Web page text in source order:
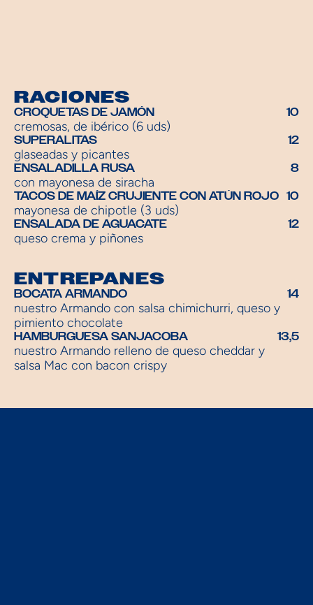
RACIONES
CROQUETAS DE JAMÓN
cremosas, de ibérico (6 uds)
10
SUPERALITAS
glaseadas y picantes
12
ENSALADILLA RUSA
con mayonesa de siracha
8
TACOS DE MAÍZ CRUJIENTE CON ATÚN ROJO
mayonesa de chipotle (3 uds)
10
ENSALADA DE AGUACATE
queso crema y piñones
12
ENTREPANES
BOCATA ARMANDO
nuestro Armando con salsa chimichurri, queso y
pimiento chocolate
14
HAMBURGUESA SANJACOBA
nuestro Armando relleno de queso cheddar y
salsa Mac con bacon crispy
13,5